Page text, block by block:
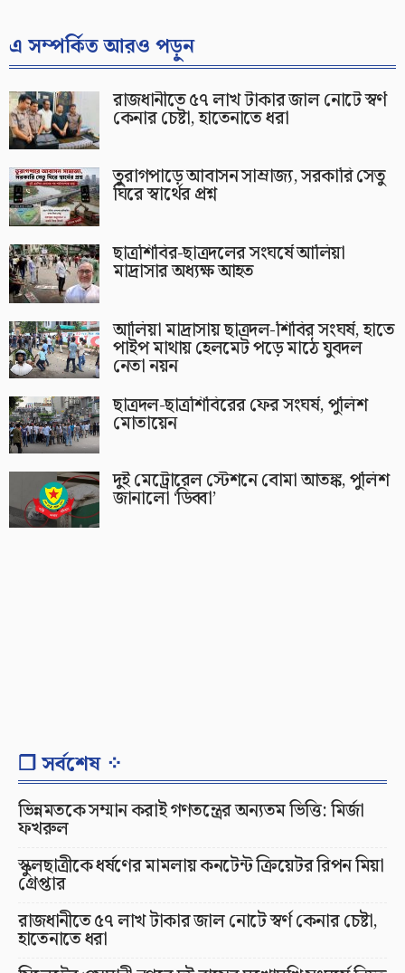
এ সম্পর্কিত আরও পড়ুন
রাজধানীতে ৫৭ লাখ টাকার জাল নোটে স্বর্ণ
কেনার চেষ্টা, হাতেনাতে ধরা
তুরাগপাড়ে আবাসন সাম্রাজ্য, সরকারি সেতু
ঘিরে স্বার্থের প্রশ্ন
ছাত্রশিবির-ছাত্রদলের সংঘর্ষে আলিয়া
মাদ্রাসার অধ্যক্ষ আহত
আলিয়া মাদ্রাসায় ছাত্রদল-শিবির সংঘর্ষ, হাতে
পাইপ মাথায় হেলমেট পড়ে মাঠে যুবদল
নেতা নয়ন
ছাত্রদল-ছাত্রশিবিরের ফের সংঘর্ষ, পুলিশ
মোতায়েন
দুই মেট্রোরেল স্টেশনে বোমা আতঙ্ক, পুলিশ
জানালো ‘ডিব্বা’
❐ সর্বশেষ ⁘
ভিন্নমতকে সম্মান করাই গণতন্ত্রের অন্যতম ভিত্তি: মির্জা
ফখরুল
স্কুলছাত্রীকে ধর্ষণের মামলায় কনটেন্ট ক্রিয়েটর রিপন মিয়া
গ্রেপ্তার
রাজধানীতে ৫৭ লাখ টাকার জাল নোটে স্বর্ণ কেনার চেষ্টা,
হাতেনাতে ধরা